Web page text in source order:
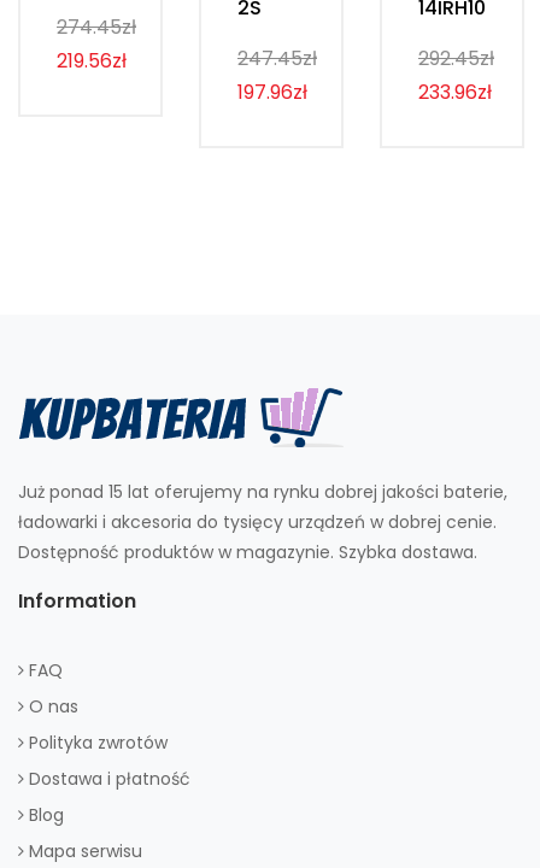
274.45zł
219.56zł
2S
247.45zł
197.96zł
14IRH10
292.45zł
233.96zł
Już ponad 15 lat oferujemy na rynku dobrej jakości baterie,
ładowarki i akcesoria do tysięcy urządzeń w dobrej cenie.
Dostępność produktów w magazynie. Szybka dostawa.
Information
FAQ
O nas
Polityka zwrotów
Dostawa i płatność
Blog
Mapa serwisu